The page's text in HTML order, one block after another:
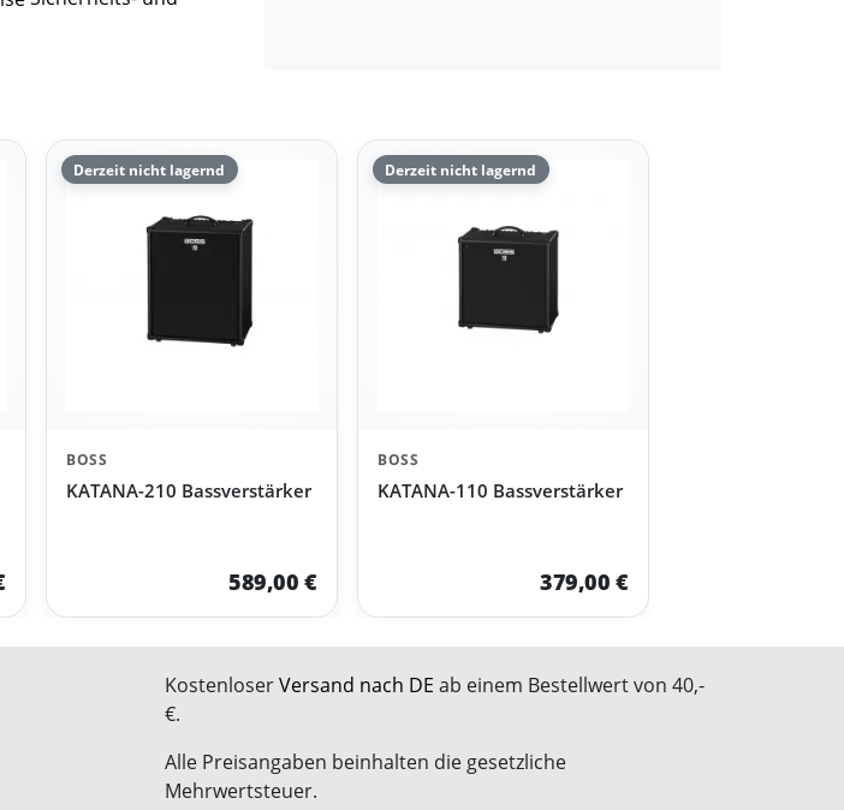
Derzeit nicht lagernd
BOSS
KATANA-210 Bassverstärker
589,00 €
Derzeit nicht lagernd
BOSS
KATANA-110 Bassverstärker
379,00 €
KostenloserVersand nach DE ab einem Bestellwert von 40,-
€.
Alle Preisangaben beinhalten die gesetzliche
Mehrwertsteuer.